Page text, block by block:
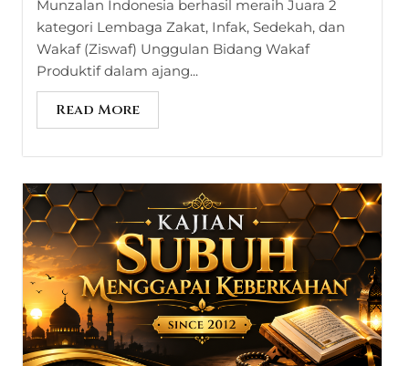
Munzalan Indonesia berhasil meraih Juara 2
kategori Lembaga Zakat, Infak, Sedekah, dan
Wakaf (Ziswaf) Unggulan Bidang Wakaf
Produktif dalam ajang...
Read More